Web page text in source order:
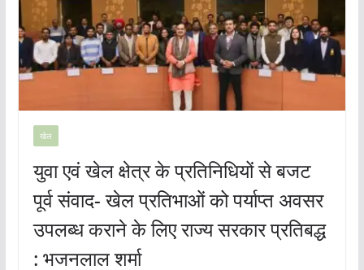
खेल
युवा एवं खेल क्षेत्र के प्रतिनिधियों से बजट
पूर्व संवाद- खेल प्रतिभाओं को पर्याप्त अवसर
उपलब्ध कराने के लिए राज्य सरकार प्रतिबद्ध
: भजनलाल शर्मा